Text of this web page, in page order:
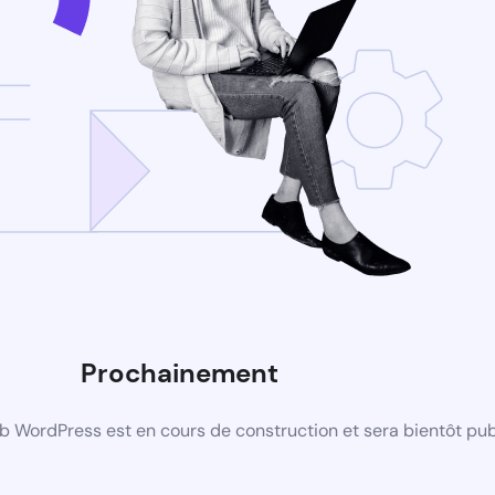
Prochainement
WordPress est en cours de construction et sera bientôt